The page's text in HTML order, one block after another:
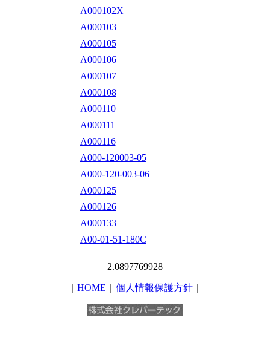
A000102X
A000103
A000105
A000106
A000107
A000108
A000110
A000111
A000116
A000-120003-05
A000-120-003-06
A000125
A000126
A000133
A00-01-51-180C
2.0897769928
HOME 個人情報保護方針